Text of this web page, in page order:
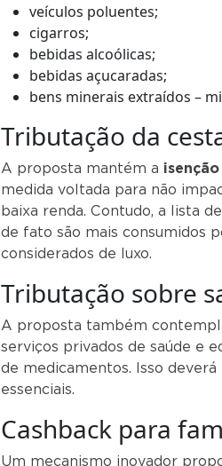
veículos poluentes;
cigarros;
bebidas alcoólicas;
bebidas açucaradas;
bens minerais extraídos –
Tributação da
A proposta mantém a
medida voltada para não
baixa renda. Contudo, a lista
de fato são mais consumidos
considerados de luxo.
Tributação sobre
A proposta também
serviços privados de saúde e
de medicamentos. Isso
essenciais.
Cashback para
Um mecanismo inovador